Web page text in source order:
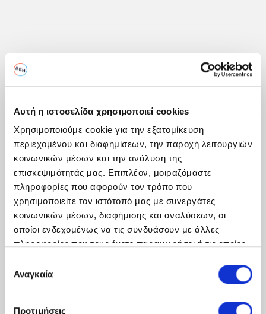
Αυτή η ιστοσελίδα χρησιμοποιεί cookies
Χρησιμοποιούμε cookie για την εξατομίκευση
περιεχομένου και διαφημίσεων, την παροχή λειτουργιών
κοινωνικών μέσων και την ανάλυση της
επισκεψιμότητάς μας. Επιπλέον, μοιραζόμαστε
πληροφορίες που αφορούν τον τρόπο που
χρησιμοποιείτε τον ιστότοπό μας με συνεργάτες
κοινωνικών μέσων, διαφήμισης και αναλύσεων, οι
οποίοι ενδεχομένως να τις συνδυάσουν με άλλες
πληροφορίες που τους έχετε παραχωρήσει ή τις οποίες
των υπηρεσιών τους.
συγκατάθεσης
Αναγκαία
Προτιμήσεις